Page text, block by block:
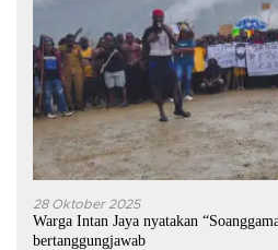
28 Oktober 2025
Warga Intan Jaya nyatakan
bertanggungjawab